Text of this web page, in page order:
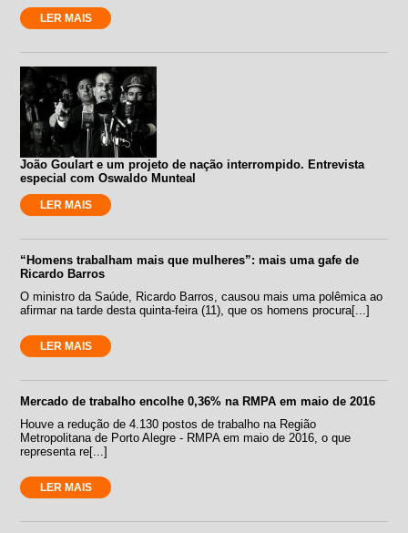
LER MAIS
João Goulart e um projeto de nação interrompido. Entrevista
especial com Oswaldo Munteal
LER MAIS
“Homens trabalham mais que mulheres”: mais uma gafe de
Ricardo Barros
O ministro da Saúde, Ricardo Barros, causou mais uma polêmica ao
afirmar na tarde desta quinta-feira (11), que os homens procura[...]
LER MAIS
Mercado de trabalho encolhe 0,36% na RMPA em maio de 2016
Houve a redução de 4.130 postos de trabalho na Região
Metropolitana de Porto Alegre - RMPA em maio de 2016, o que
representa re[...]
LER MAIS